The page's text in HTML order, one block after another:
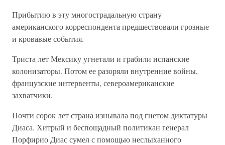
Прибытию в эту многострадальную страну
американского корреспондента предшествовали грозные
и кровавые события.
Триста лет Мексику угнетали и грабили испанские
колонизаторы. Потом ее разоряли внутренние войны,
французские интервенты, североамериканские
захватчики.
Почти сорок лет страна изнывала под гнетом диктатуры
Диаса. Хитрый и беспощадный политикан генерал
Порфирио Диас сумел с помощью неслыханного